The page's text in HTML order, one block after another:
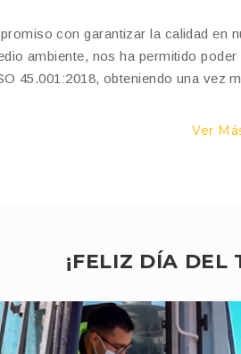
con garantizar la calidad en
ambiente, nos ha permitido
45.001:2018, obteniendo una vez
Ver
¡FELIZ DÍA DEL